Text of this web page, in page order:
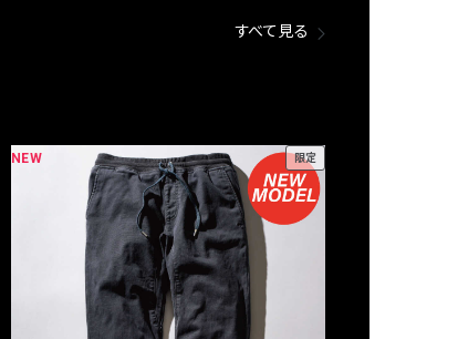
すべて見る
NEW 限定